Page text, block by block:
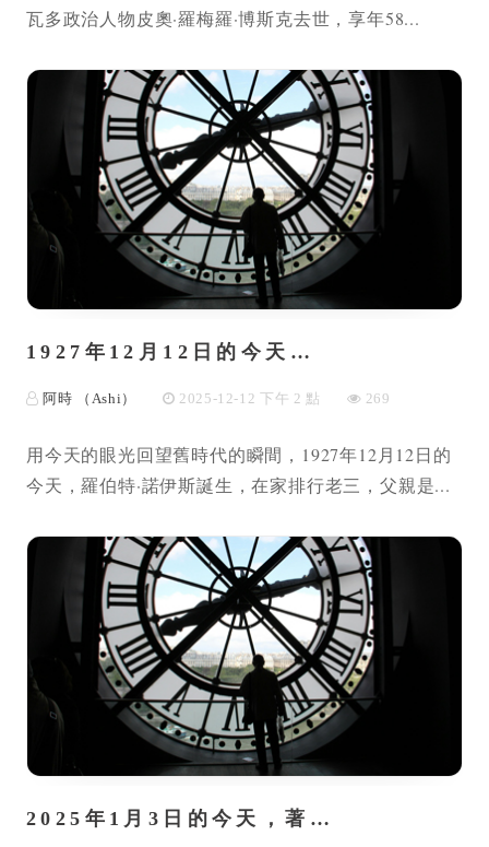
瓦多政治人物皮奧·羅梅羅·博斯克去世，享年58...
1927年12月12日的今天…
阿時 （Ashi） 2025-12-12 下午 2 點 269
用今天的眼光回望舊時代的瞬間，1927年12月12日的
今天，羅伯特·諾伊斯誕生，在家排行老三，父親是...
2025年1月3日的今天，著…